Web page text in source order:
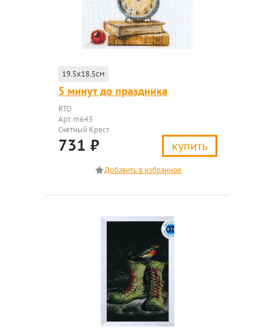
19.5x18.5см
5 минут до праздника
RTO
Арт. m643
Счетный Крест
731 ₽ купить